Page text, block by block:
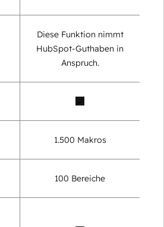
Diese Funktion nimmt
HubSpot-Guthaben in
Anspruch.
1.500 Makros
100 Bereiche